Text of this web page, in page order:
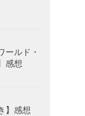
ールド・
感想
】感想